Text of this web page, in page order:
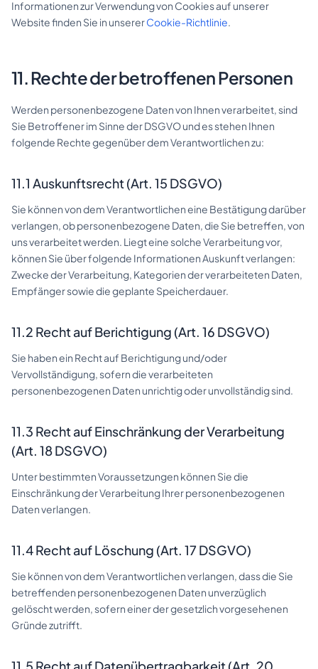
Informationen zur Verwendung von Cookies auf unserer
Website finden Sie in unsererCookie-Richtlinie.
11. Rechte der betroffenen Personen
Werden personenbezogene Daten von Ihnen verarbeitet, sind
Sie Betroffener im Sinne der DSGVO und es stehen Ihnen
folgende Rechte gegenüber dem Verantwortlichen zu:
11.1 Auskunftsrecht (Art. 15 DSGVO)
Sie können von dem Verantwortlichen eine Bestätigung darüber
verlangen, ob personenbezogene Daten, die Sie betreffen, von
uns verarbeitet werden. Liegt eine solche Verarbeitung vor,
können Sie über folgende Informationen Auskunft verlangen:
Zwecke der Verarbeitung, Kategorien der verarbeiteten Daten,
Empfänger sowie die geplante Speicherdauer.
11.2 Recht auf Berichtigung (Art. 16 DSGVO)
Sie haben ein Recht auf Berichtigung und/oder
Vervollständigung, sofern die verarbeiteten
personenbezogenen Daten unrichtig oder unvollständig sind.
11.3 Recht auf Einschränkung der Verarbeitung
(Art. 18 DSGVO)
Unter bestimmten Voraussetzungen können Sie die
Einschränkung der Verarbeitung Ihrer personenbezogenen
Daten verlangen.
11.4 Recht auf Löschung (Art. 17 DSGVO)
Sie können von dem Verantwortlichen verlangen, dass die Sie
betreffenden personenbezogenen Daten unverzüglich
gelöscht werden, sofern einer der gesetzlich vorgesehenen
Gründe zutrifft.